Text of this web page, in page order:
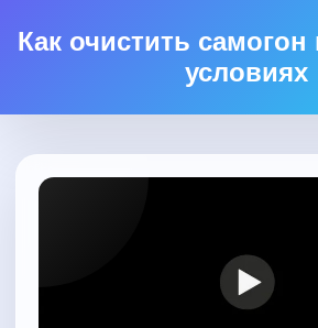
Как очистить
условиях